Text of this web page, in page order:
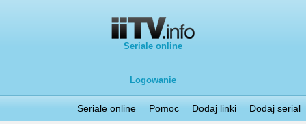
Seriale online
Logowanie
Seriale online Pomoc Dodaj linki Dodaj serial